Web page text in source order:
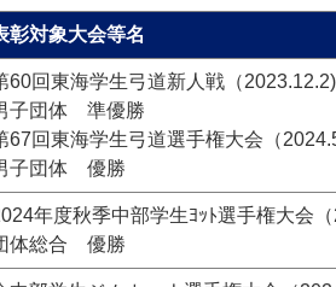
彰対象大会等名
60回東海学生弓道新人戦（2023.12.2)
子団体 準優勝
67回東海学生弓道選手権大会（
子団体 優勝
年度秋季中部学生ﾖｯﾄ選手権大会
体総合 優勝